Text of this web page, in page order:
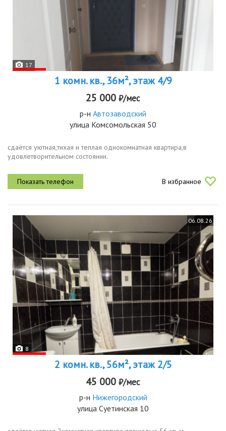
17
1 комн. кв., 36м², этаж 4/9
25 000 ₽/мес
р-н Автозаводский
улица Комсомольская 50
сдаётся уютная,тихая и теплая однокомнатная квартира,в
удовлетворительном состоянии.
В избранное
06.08.26
8
2 комн. кв., 56м², этаж 2/5
45 000 ₽/мес
р-н Нижегородский
улица Суетинская 10